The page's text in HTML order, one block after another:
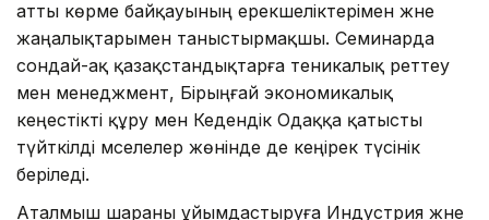
атты көрме байқауының ерекшеліктерімен және
жаңалықтарымен таныстырмақшы. Семинарда
сондай-ақ қазақстандықтарға теникалық реттеу
мен менеджмент, Бірыңғай экономикалық
кеңестікті құру мен Кедендік Одаққа қатысты
түйткілді мәселелер жөнінде де кеңірек түсінік
беріледі.
Аталмыш шараны ұйымдастыруға Индустрия және